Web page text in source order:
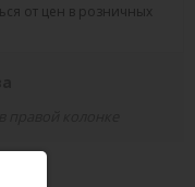
от цен в розничных